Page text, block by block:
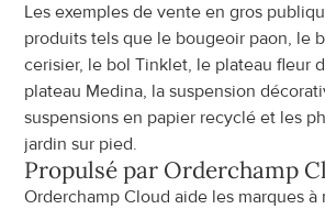
Les exemples de vente en gros
produits tels que le bougeoir paon, le
cerisier, le bol Tinklet, le plateau fleur
plateau Medina, la suspension
suspensions en papier recyclé et les
jardin sur pied.
Propulsé par Orderchamp
Orderchamp Cloud aide les marques à